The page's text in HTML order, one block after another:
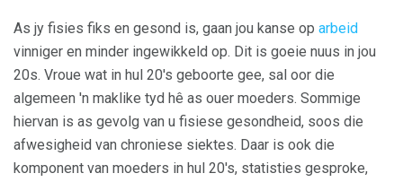
As jy fisies fiks en gesond is, gaan jou kanse op arbeid
vinniger en minder ingewikkeld op. Dit is goeie nuus in jou
20s. Vroue wat in hul 20's geboorte gee, sal oor die
algemeen 'n maklike tyd hê as ouer moeders. Sommige
hiervan is as gevolg van u fisiese gesondheid, soos die
afwesigheid van chroniese siektes. Daar is ook die
komponent van moeders in hul 20's, statisties gesproke,